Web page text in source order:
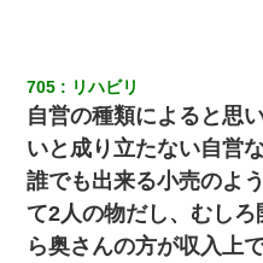
705 リハビリ
自営の種類によると思
いと成り立たない自営
誰でも出来る小売のよ
て2人の物だし、むし
ら奥さんの方が収入上